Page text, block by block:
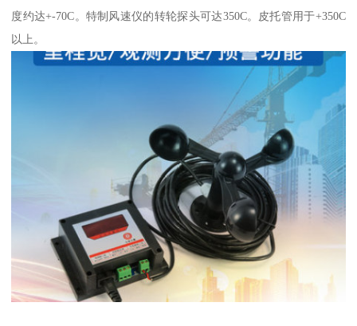
度约达+-70C。特制风速仪的转轮探头可达350C。皮托管用于+350C
以上。